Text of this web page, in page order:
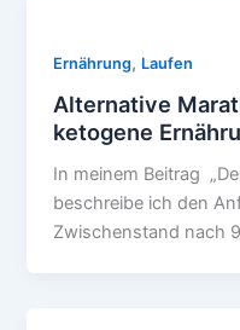
Ernährung, Laufen
Alternative
ketogene
In meinem Beitrag
beschreibe ich den
Zwischenstand nach